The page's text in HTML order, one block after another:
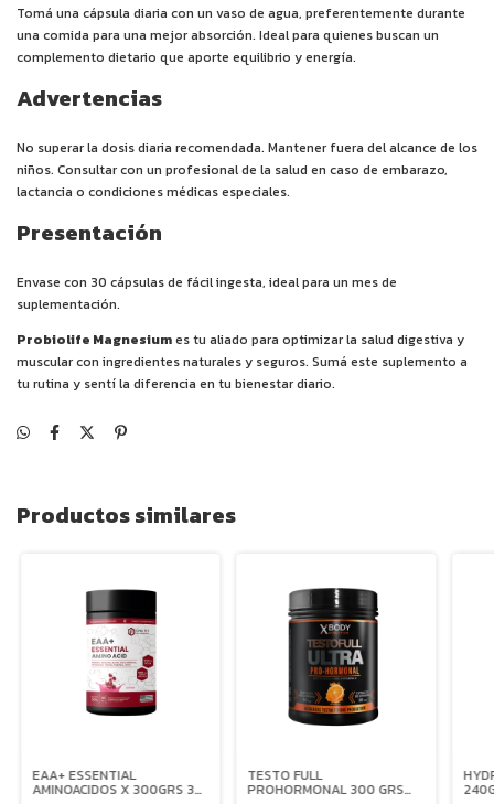
Tomá una cápsula diaria con un vaso de agua, preferentemente durante
una comida para una mejor absorción. Ideal para quienes buscan un
complemento dietario que aporte equilibrio y energía.
Advertencias
No superar la dosis diaria recomendada. Mantener fuera del alcance de los
niños. Consultar con un profesional de la salud en caso de embarazo,
lactancia o condiciones médicas especiales.
Presentación
Envase con 30 cápsulas de fácil ingesta, ideal para un mes de
suplementación.
Probiolife Magnesiumes tu aliado para optimizar la salud digestiva y
muscular con ingredientes naturales y seguros. Sumá este suplemento a
tu rutina y sentí la diferencia en tu bienestar diario.
Productos similares
EAA+ ESSENTIAL
AMINOACIDOS X 300GRS 30
TESTO FULL
PROHORMONAL 300 GRS